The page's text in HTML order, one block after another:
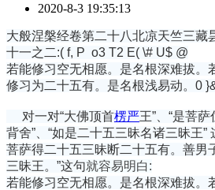
2020-8-3 19:35:13
大般涅槃经卷第二十八北凉天竺三藏
十一之二:( f, P o3 T2 E( \# U$ @
若能修习空无相愿。是名根深难拔。
修习为二十五有。是名根浅易动。 0
对一对“大佛顶首楞严王”、“是菩
背舍”、“如是二十五三昧名诸三昧王”
菩萨得二十五三昧断二十五有。善男
三昧王。”这句就容易明白:
若能修习空无相愿。是名根深难拔。